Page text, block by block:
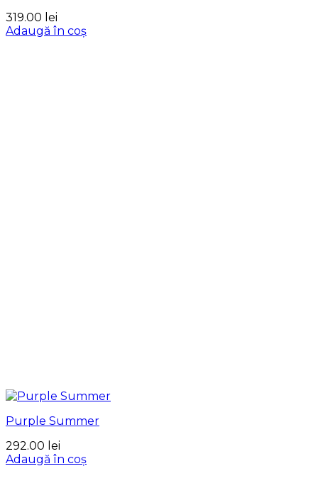
319.00 lei
Adaugă în coș
Purple Summer
292.00 lei
Adaugă în coș